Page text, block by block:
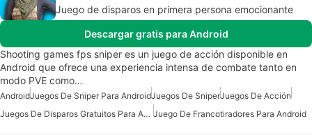
Juego de disparos en primera persona emocionante
Descargar gratis para Android
Shooting games fps sniper es un juego de acción disponible en
Android que ofrece una experiencia intensa de combate tanto en
modo PVE como…
AndroidJuegos De Sniper Para AndroidJuegos De SniperJuegos De Acción
Juegos De Disparos Gratuitos Para Android Juego De Francotiradores Para Android